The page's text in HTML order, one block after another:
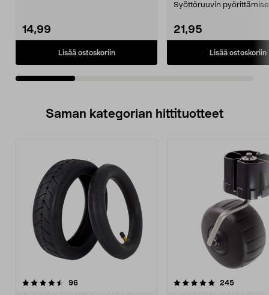
14,99
Lisää ostoskoriin
Syöttöruuvin
21,95
Lisää ostoskoriin
Saman kategorian hittituotteet
96arvostelut
5.0 viidestä
245arvostelut
4.0 viidestä